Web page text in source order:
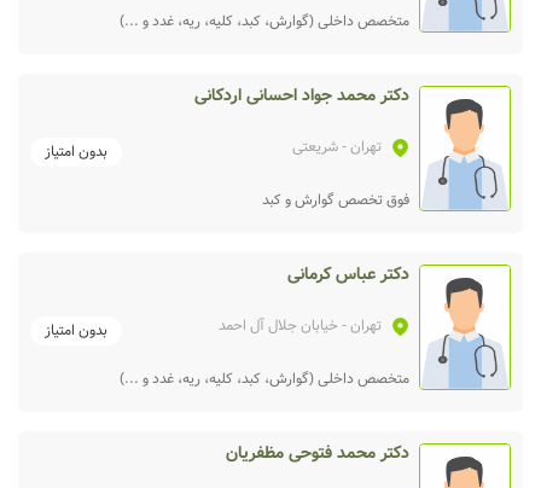
متخصص داخلی (گوارش، کبد، کلیه، ریه، غدد و ...)
دکتر محمد جواد احسانی اردکانی
تهران- شریعتی بدون امتیاز
فوق تخصص گوارش و کبد
دکتر عباس کرمانی
تهران- خیابان جلال آل احمد بدون امتیاز
متخصص داخلی (گوارش، کبد، کلیه، ریه، غدد و ...)
دکتر محمد فتوحی مظفریان